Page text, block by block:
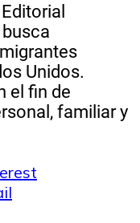
Editorial
Unidos.
el fin de
familiar y